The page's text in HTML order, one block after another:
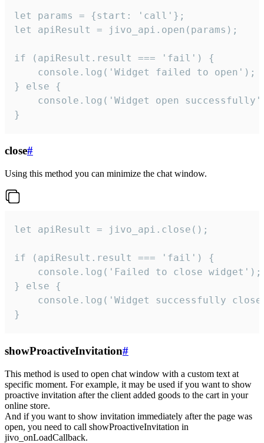
let params = {start: 'call'};
let apiResult = jivo_api.open(params);
if (apiResult.result === 'fail') {
    console.log('Widget failed to open');
} else {
console.log('Widget open
}
close#
Using this method you can minimize the chat window.
let apiResult = jivo_api.close();
if (apiResult.result === 'fail') {
    console.log('Failed to close widget');
} else {
console.log('Widget successfully
}
showProactiveInvitation#
This method is used to open chat window with a custom text at
specific moment. For example, it may be used if you want to show
proactive invitation after the client added goods to the cart in your
online store.
And if you want to show invitation immediately after the page was
open, you need to call showProactiveInvitation in
jivo_onLoadCallback.